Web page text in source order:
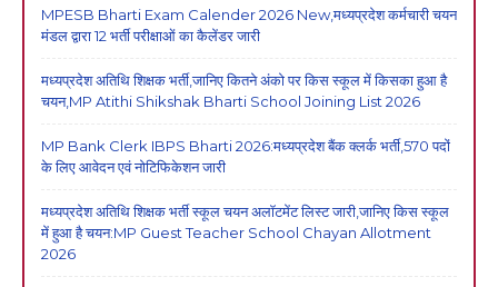
MPESB Bharti Exam Calender 2026 New,मध्यप्रदेश कर्मचारी चयन
मंडल द्वारा 12 भर्ती परीक्षाओं का कैलेंडर जारी
मध्यप्रदेश अतिथि शिक्षक भर्ती,जानिए कितने अंको पर किस स्कूल में किसका हुआ है
चयन,MP Atithi Shikshak Bharti School Joining List 2026
MP Bank Clerk IBPS Bharti 2026:मध्यप्रदेश बैंक क्लर्क भर्ती,570 पदों
के लिए आवेदन एवं नोटिफिकेशन जारी
मध्यप्रदेश अतिथि शिक्षक भर्ती स्कूल चयन अलॉटमेंट लिस्ट जारी,जानिए किस स्कूल
में हुआ है चयन:MP Guest Teacher School Chayan Allotment
2026